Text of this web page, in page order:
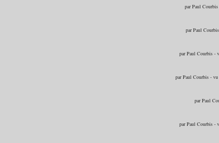
par Paul
par Paul
par Paul Courbis -
par Paul Courbis - vu
par Paul
par Paul Courbis -